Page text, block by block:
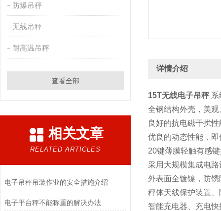
防爆吊秤
无线吊秤
耐高温吊秤
查看全部
相关文章
RELATED ARTICLES
电子吊秤吊装作业的安全措施介绍
电子平台秤不能称重的解决办法
详情介绍
15T无线电子吊秤系
全钢结构外壳，美
良好的抗电磁干扰
优良的动态性能，
20键薄膜轻触有感
采用大规模集成电
外表面全镀镍，防锈
秤体天线保护装置
智能充电器、充电